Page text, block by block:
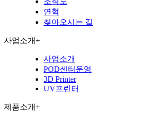
연혁
찾아오시는 길
사업소개+
사업소개
POD센터운영
3D Printer
UV프린터
제품소개+